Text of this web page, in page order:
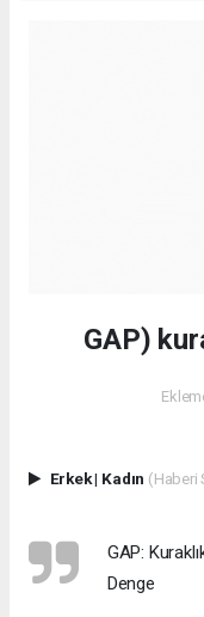
GAP)
Erkek| Kadın (Haberi
GAP:
Denge